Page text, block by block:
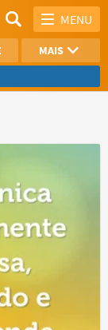
MENU
MAIS
TODAS